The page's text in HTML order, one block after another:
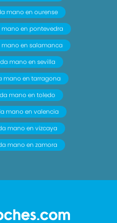
mano en ourense
en pontevedra
en salamanca
mano en sevilla
mano en tarragona
mano en toledo
mano en valencia
mano en vizcaya
mano en zamora